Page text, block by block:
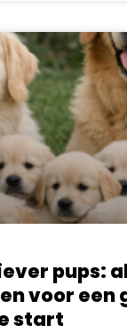
pups:
voor een
start